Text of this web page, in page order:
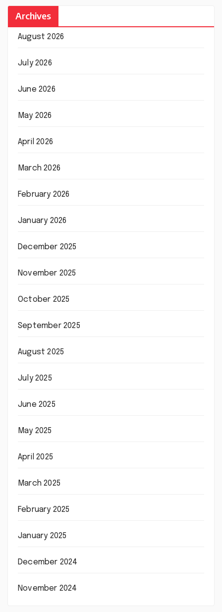
Archives
August 2026
July 2026
June 2026
May 2026
April 2026
March 2026
February 2026
January 2026
December 2025
November 2025
October 2025
September 2025
August 2025
July 2025
June 2025
May 2025
April 2025
March 2025
February 2025
January 2025
December 2024
November 2024